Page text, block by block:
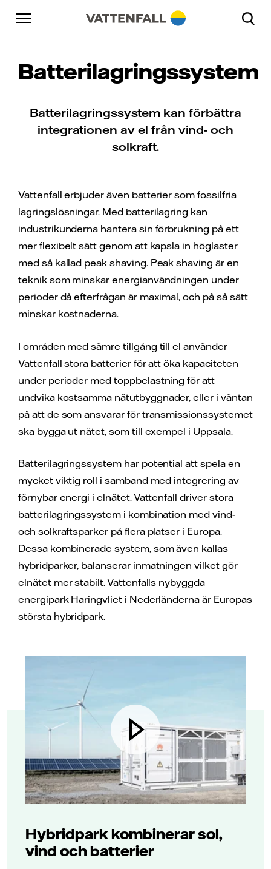
Skip to content
Gå till huvudnavigeringen
Gå till sidfoten
Batterilagringssystem
Batterilagringssystem kan förbättra
integrationen av el från vind- och
solkraft.
Vattenfall erbjuder även batterier som fossilfria
lagringslösningar. Med batterilagring kan
industrikunderna hantera sin förbrukning på ett
mer flexibelt sätt genom att kapsla in höglaster
med så kallad peak shaving. Peak shaving är en
teknik som minskar energianvändningen under
perioder då efterfrågan är maximal, och på så sätt
minskar kostnaderna.
I områden med sämre tillgång till el använder
Vattenfall stora batterier för att öka kapaciteten
under perioder med toppbelastning för att
undvika kostsamma nätutbyggnader, eller i väntan
på att de som ansvarar för transmissionssystemet
ska bygga ut nätet, som till exempel i Uppsala.
Batterilagringssystem har potential att spela en
mycket viktig roll i samband med integrering av
förnybar energi i elnätet. Vattenfall driver stora
batterilagringssystem i kombination med vind-
och solkraftsparker på flera platser i Europa.
Dessa kombinerade system, som även kallas
hybridparker, balanserar inmatningen vilket gör
elnätet mer stabilt. Vattenfalls nybyggda
energipark Haringvliet i Nederländerna är Europas
största hybridpark.
Hybridpark kombinerar sol,
vind och batterier
Gå till huvudnavigeringen